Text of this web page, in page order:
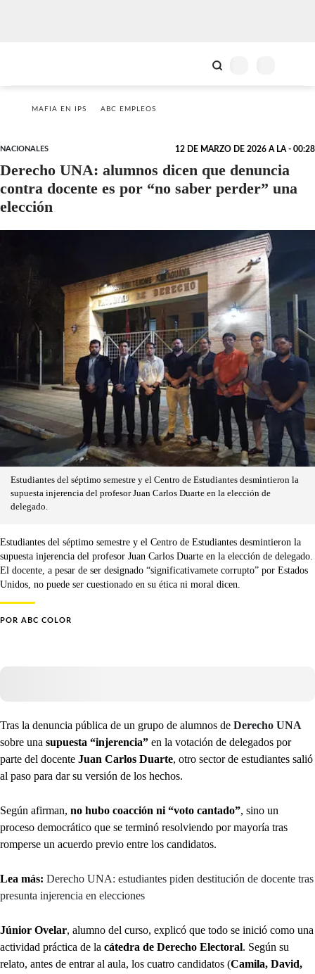
MAFIA EN IPS ABC EMPLEOS
NACIONALES 12 DE MARZO DE 2026 A LA - 00:28
Derecho UNA: alumnos dicen que denuncia
contra docente es por “no saber perder” una
elección
Estudiantes del séptimo semestre y el Centro de Estudiantes desmintieron la
supuesta injerencia del profesor Juan Carlos Duarte en la elección de
delegado.
Estudiantes del séptimo semestre y el Centro de Estudiantes desmintieron la
supuesta injerencia del profesor Juan Carlos Duarte en la elección de delegado.
El docente, a pesar de ser designado “significativamete corrupto” por Estados
Unidos, no puede ser cuestionado en su ética ni moral dicen.
POR ABC COLOR
Tras la denuncia pública de un grupo de alumnos de Derecho UNA
sobre una supuesta “injerencia” en la votación de delegados por
parte del docente Juan Carlos Duarte, otro sector de estudiantes salió
al paso para dar su versión de los hechos.
Según afirman, no hubo coacción ni “voto cantado”, sino un
proceso democrático que se terminó resolviendo por mayoría tras
romperse un acuerdo previo entre los candidatos.
Lea más: Derecho UNA: estudiantes piden destitución de docente tras
presunta injerencia en elecciones
Júnior Ovelar, alumno del curso, explicó que todo se inició como una
actividad práctica de la cátedra de Derecho Electoral. Según su
relato, antes de entrar al aula, los cuatro candidatos (Camila, David,